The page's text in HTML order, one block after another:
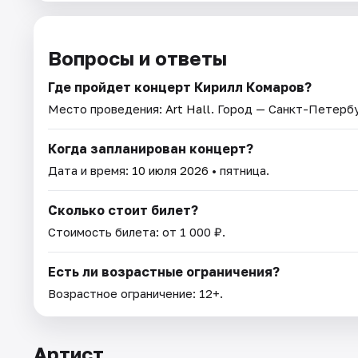
Вопросы и ответы
Где пройдет концерт Кирилл Комаров?
Место проведения: Art Hall. Город — Санкт-
Когда запланирован концерт?
Дата и время: 10 июля 2026 • пятница.
Сколько стоит билет?
Стоимость билета: от 1 000 ₽.
Есть ли возрастные ограничения?
Возрастное ограничение: 12+.